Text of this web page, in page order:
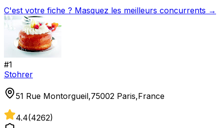
C'est votre fiche ? Masquez les meilleurs concurrents →
#1
Stohrer
51 Rue Montorgueil,75002 Paris,France
4.4(4262)